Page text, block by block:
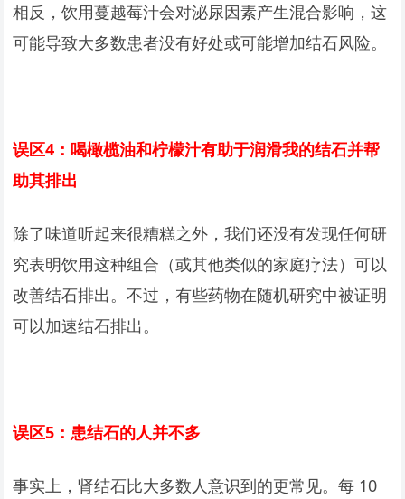
相反，饮用蔓越莓汁会对泌尿因素产生混合影响，这
可能导致大多数患者没有好处或可能增加结石风险。
误区4：喝橄榄油和柠檬汁有助于润滑我的结石并帮
助其排出
除了味道听起来很糟糕之外，我们还没有发现任何研
究表明饮用这种组合（或其他类似的家庭疗法）可以
改善结石排出。不过，有些药物在随机研究中被证明
可以加速结石排出。
误区5：患结石的人并不多
事实上，肾结石比大多数人意识到的更常见。每 10